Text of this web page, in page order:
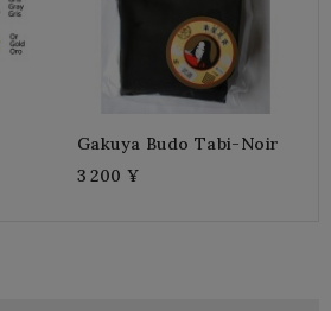
Gakuya Budo Tabi-Noir
3 200 ¥